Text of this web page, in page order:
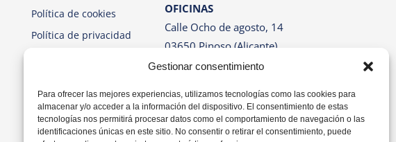
Gestionar consentimiento
Para ofrecer las mejores experiencias, utilizamos tecnologías como las cookies para
almacenar y/o acceder a la información del dispositivo. El consentimiento de estas
tecnologías nos permitirá procesar datos como el comportamiento de navegación o las
identificaciones únicas en este sitio. No consentir o retirar el consentimiento, puede
Política de cookies
Política de privacidad
OFICINAS
Calle Ocho de agosto, 14
03650 Pinoso (Alicante)
ESPAÑA
Correo: info@pinosos.es
Teléfono: +34 96 69 70 274
+34 670 387 812 (sólo
Whatsapp)
Horario: Lun-Vie de 07:00h a